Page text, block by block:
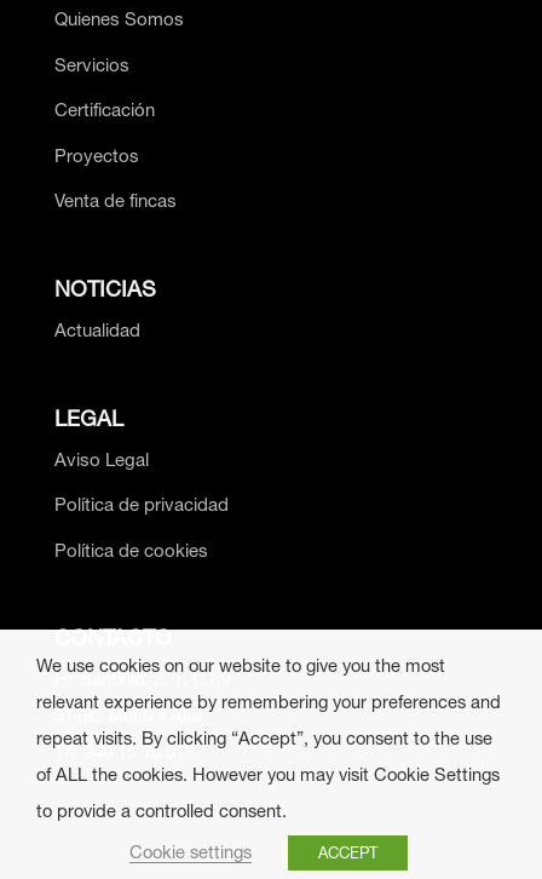
Quienes Somos
Servicios
Certificación
Proyectos
Venta de fincas
NOTICIAS
Actualidad
LEGAL
Aviso Legal
Política de privacidad
Política de cookies
CONTACTO
P.º Santxiki, 2, 1, L.1.9
31192 Mutilva Alta
Tlf: 948 15 15 01
We use cookies on our website to give you the most
relevant experience by remembering your preferences and
repeat visits. By clicking “Accept”, you consent to the use
of ALL the cookies. However you may visit Cookie Settings
to provide a controlled consent.
Cookie settings
ACCEPT